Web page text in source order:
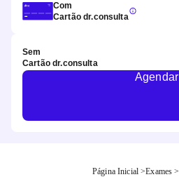
Com
Cartão dr.consulta
Sem
Cartão dr.consulta
Agendar
Página Inicial >Exames >